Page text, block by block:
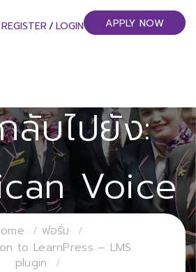
REGISTER / LOGIN APPLY NOW
ลับไปยัง:
Voice
ฟอรั่ม
to LearnPress – LMS
plugin